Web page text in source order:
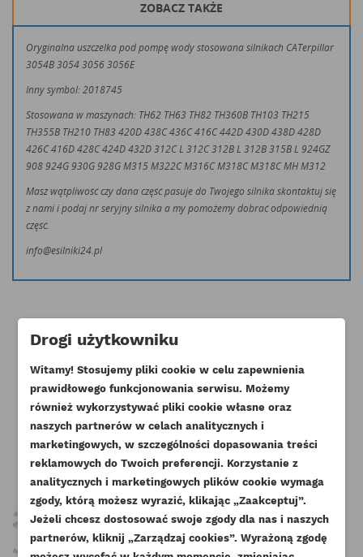
UTWÓRZ LISTĘ ŻYCZEŃ
ZOBACZ TAKŻE
Oryginalna uszczelka pod pompę wody stosowana silnikach CATerpillar
3054B 3054 3056 3056E
Inny symbol: 2018745
Stosowana w maszynach: TH62 TH63 TH82 TH360B TH103 TH215
TH355B TH210 TH83 420D 438C 436C 416C 442D 430D 438D 428D
426C 416D 428C 424D 432D312C L 312C 312B L 312B 315B L 924GZ
908 924G 930G 928GM315 M322C M316C M318C M318C MH M312
Masz wątpliwość czy dana część pasuje do Twojego silnika skontaktuj się
z nami i podaj nr seryjny silnika a my pomożemy dobrać odpowiednią
część.
info@esilniki24.pl
Klienci którzy zakupili ten produkt
kupili również:
Drogi użytkowniku
Witamy! Stosujemy pliki cookie w celu zapewnienia
prawidłowego funkcjonowania serwisu. Możemy
również wykorzystywać pliki cookie własne oraz
naszych partnerów w celach analitycznych i
marketingowych, w szczególności dopasowania treści
reklamowych do Twoich preferencji. Korzystanie z
analitycznych i marketingowych plików cookie wymaga
zgody, którą możesz wyrazić, klikając „Zaakceptuj”.
Jeżeli chcesz dostosować swoje zgody dla nas i naszych
partnerów, kliknij „Zarządzaj cookies”. Wyrażoną zgodę